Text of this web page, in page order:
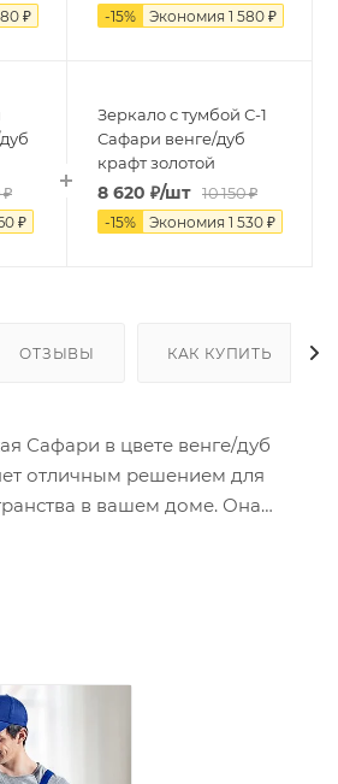
₽
-15% Экономия 1 580 ₽
₽
₽
Зеркало с тумбой С-1
Сафари венге/дуб
крафт золотой
8 620 ₽/шт 10 150₽
-15% Экономия 1 530 ₽
ОТЗЫВЫ КАК КУПИТЬ
Сафари в цвете венге/дуб
отличным решением для
в вашем доме. Она
удобна в использовании,
место в прихожей.